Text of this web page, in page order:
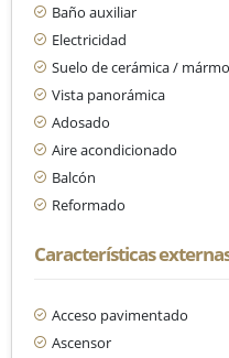
Baño auxiliar
Electricidad
Suelo de cerámica /
Vista panorámica
Adosado
Aire acondicionado
Balcón
Reformado
Características
Acceso pavimentado
Ascensor